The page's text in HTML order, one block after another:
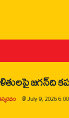
జగన్‌ది
@July 9, 2026